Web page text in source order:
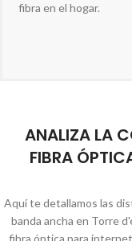
fibra en el hogar.
ANALIZA LA
FIBRA
Aquí te detallamos las
banda ancha en Torre